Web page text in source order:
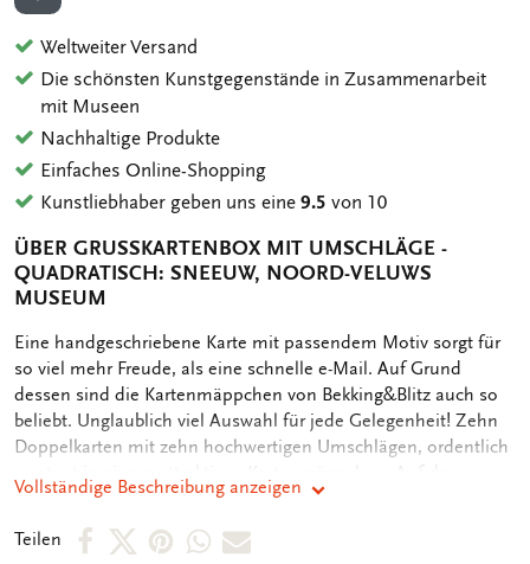
ZUR WUNSCHLISTE HINZUFÜGEN
Weltweiter Versand
Die schönsten Kunstgegenstände in Zusammenarbeit
mit Museen
Nachhaltige Produkte
Einfaches Online-Shopping
Kunstliebhaber geben uns eine9.5 von 10
ÜBER GRUSSKARTENBOX MIT UMSCHLÄGE - Q
UADRATISCH: SNEEUW, NOORD-VELUWS M
USEUM
OMSCHRIJVING
Eine handgeschriebene Karte mit passendem Motiv sorgt für
so viel mehr Freude, als eine schnelle e-Mail. Auf Grund
dessen sind die Kartenmäppchen von Bekking&Blitz auch so
beliebt. Unglaublich viel Auswahl für jede Gelegenheit! Zehn
Doppelkarten mit zehn hochwertigen Umschlägen, ordentlich
verstaut in einem attraktiven Kartenmäppchen. Auf der
Rückseite des Mäppchens sind die verschiedenen Motive
abgebildet. So können Sie schnell das Motiv, welches Sie
suchen, finden. Die Innenseite der Karten sind unbedruckt,
Vollständige Beschreibung anzeigen
Teilen
Per Per Per PerPer